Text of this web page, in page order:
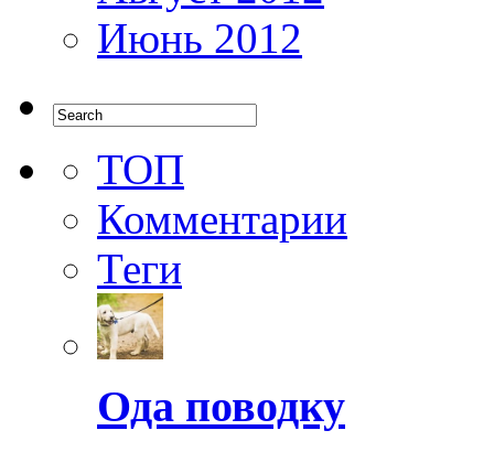
Июнь 2012
ТОП
Комментарии
Теги
Ода поводку